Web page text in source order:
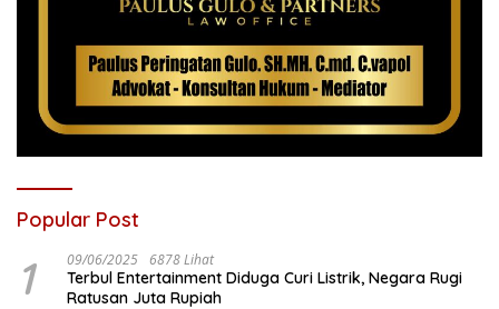
Popular Post
1 09/06/2025 6878 Lihat
Terbul Entertainment Diduga Curi Listrik, Negara Rugi
Ratusan Juta Rupiah